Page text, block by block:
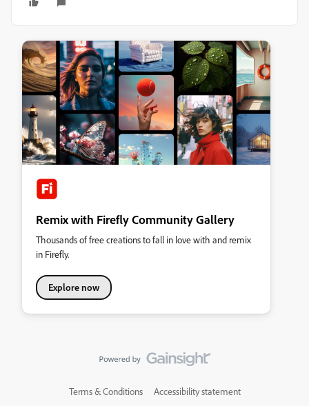
Remix with Firefly Community Gallery
Thousands of free creations to fall in love with and remix
in Firefly.
Explore now
Terms & Conditions Accessibility statement